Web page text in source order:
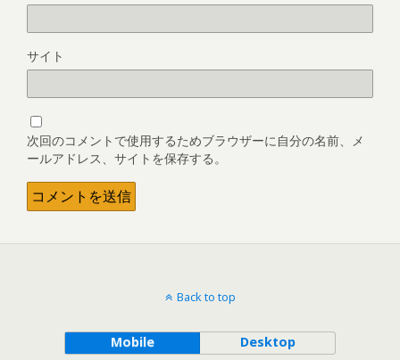
サイト
次回のコメントで使用するためブラウザーに自分の名前、メ
ールアドレス、サイトを保存する。
Back to top
Mobile Desktop